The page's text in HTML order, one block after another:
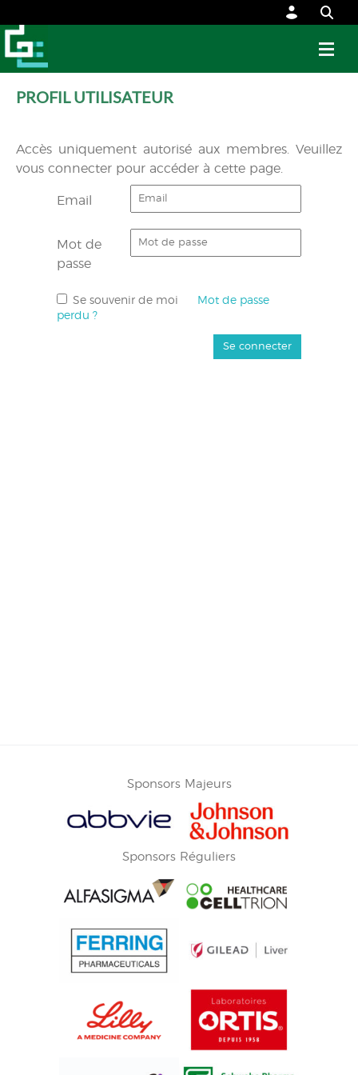
PROFIL UTILISATEUR
Accès uniquement autorisé aux membres. Veuillez
vous connecter pour accéder à cette page.
Email
Mot de
passe
Se souvenir de moi
Mot de passe
perdu ?
Sponsors Majeurs
Sponsors Réguliers